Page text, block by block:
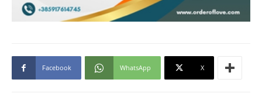
Facebook WhatsApp X